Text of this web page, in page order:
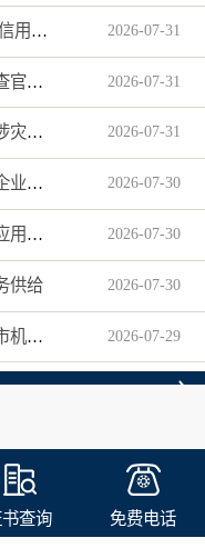
湖北省发改委关于印发 《湖北省公共信用信息目录（2026年版）》的通知 2026-07-31
山东：全省首个海关知识产权技术调查官制度落地济南自贸片区 2026-07-31
公安机关持续严厉打击编造传播涉汛涉灾网络谣言 2026-07-31
市市场监管委关于印发《天津市连锁企业食品经营许可“先证后核”信用承诺审批实施办法》的通知 2026-07-30
黑龙江：出台医疗卫生领域人工智能应用工作实施方案 2026-07-30
供给 2026-07-30
天津市交通运输委员会关于印发天津市机动车驾驶员培训机构及教练员综合信用评价管理办法的通知 2026-07-29
查询 免费电话